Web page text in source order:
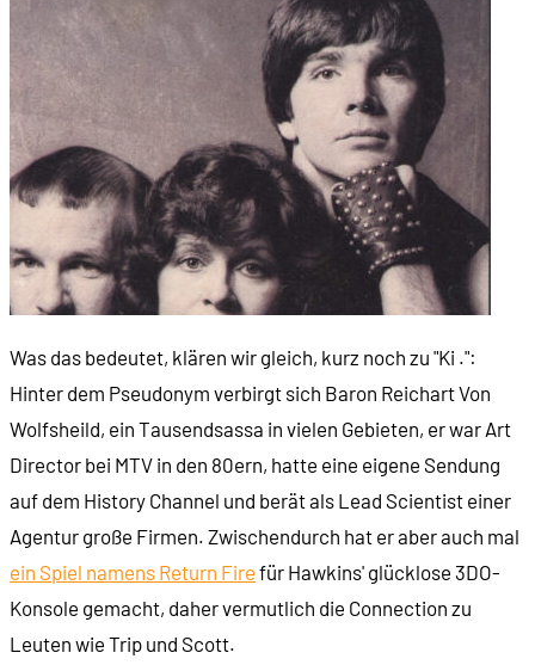
Was das bedeutet, klären wir gleich, kurz noch zu "Ki .":
Hinter dem Pseudonym verbirgt sich Baron Reichart Von
Wolfsheild, ein Tausendsassa in vielen Gebieten, er war Art
Director bei MTV in den 80ern, hatte eine eigene Sendung
auf dem History Channel und berät als Lead Scientist einer
Agentur große Firmen. Zwischendurch hat er aber auch mal
ein Spiel namens Return Fire für Hawkins' glücklose 3DO-
Konsole gemacht, daher vermutlich die Connection zu
Leuten wie Trip und Scott.